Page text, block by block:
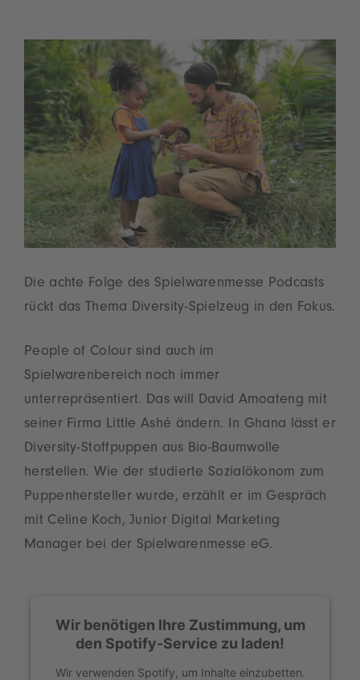
Die achte Folge des Spielwarenmesse Podcasts
rückt das Thema Diversity-Spielzeug in den Fokus.
People of Colour sind auch im
Spielwarenbereich noch immer
unterrepräsentiert. Das will David Amoateng mit
seiner Firma Little Ashé ändern. In Ghana lässt er
Diversity-Stoffpuppen aus Bio-Baumwolle
herstellen. Wie der studierte Sozialökonom zum
Puppenhersteller wurde, erzählt er im Gespräch
mit Celine Koch, Junior Digital Marketing
Manager bei der Spielwarenmesse eG.
Wir benötigen Ihre Zustimmung, um
den Spotify-Service zu laden!
Wir verwenden Spotify, um Inhalte einzubetten.